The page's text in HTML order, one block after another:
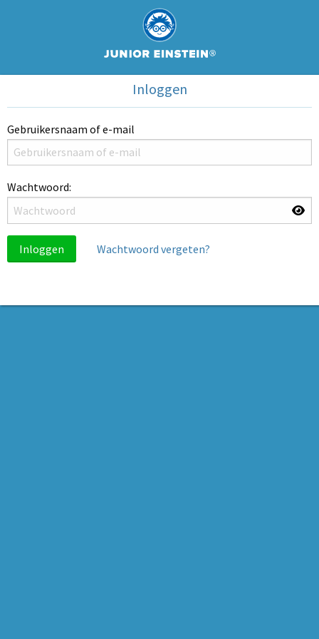
Inloggen
Gebruikersnaam of e-mail
Wachtwoord:
Inloggen Wachtwoord vergeten?